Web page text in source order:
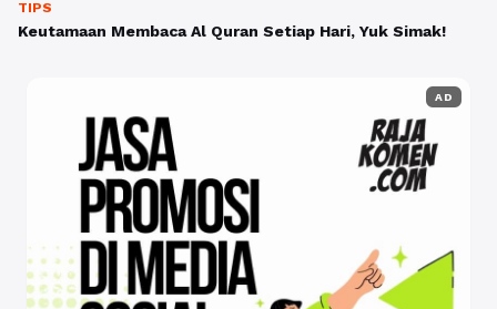
TIPS
Keutamaan Membaca Al Quran Setiap Hari, Yuk Simak!
AD